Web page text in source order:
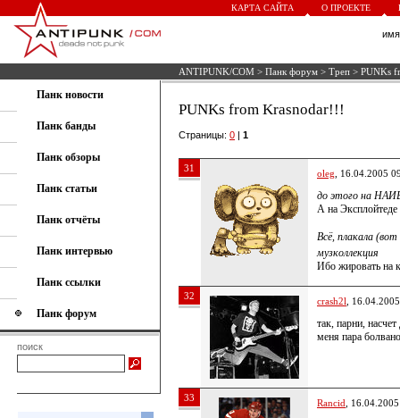
КАРТА САЙТА О ПРОЕКТЕ
ANTIPUNK/COM > Панк форум > Треп > PUNKs
Панк новости
Панк банды
Панк обзоры
Панк статьи
Панк отчёты
Панк интервью
Панк ссылки
Панк форум
поиск
PUNKs from Krasnodar!!!
Страницы: 0 | 1
31 oleg , 16.04.2005
до этого на
А на Эксплойтеде
Всё, плакала
музколлекция
Ибо жировать на
32 crash2l ,
так, парни,
меня пара
33 Rancid ,